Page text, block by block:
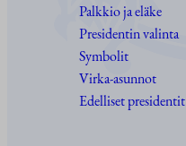
Palkkio ja eläke
Presidentin valinta
Symbolit
Virka-asunnot
Edelliset presidentit